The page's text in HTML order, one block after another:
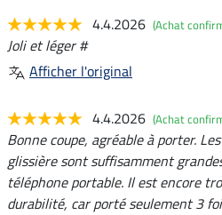
4.4.2026 (Achat
Joli et léger #
Afficher l'original
4.4.2026 (Achat
Bonne coupe, agréable à porter.
glissière sont suffisamment
téléphone portable. Il est encore
durabilité, car porté seulement 3